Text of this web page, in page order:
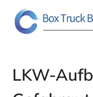
Inhalt
springen
LKW-